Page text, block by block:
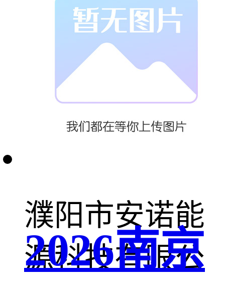
货保障。
专业制造，技
术领先
濮阳市安诺能
源科技有限公
2026南京